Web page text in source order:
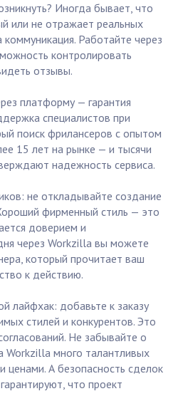
Иногда бывает, что
или не отражает реальных
Работайте через
контролировать
отзывы.
платформу — гарантия
специалистов при
поиск фрилансеров с опытом
15 лет на рынке — и тысячи
надежность сервиса.
не откладывайте создание
фирменный стиль — это
доверием и
через Workzilla вы можете
который прочитает ваш
к действию.
лайфхак: добавьте к заказу
стилей и конкурентов. Это
Не забывайте о
много талантливых
ценами. А безопасность сделок
что проект